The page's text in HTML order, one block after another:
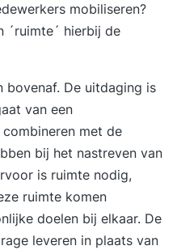
mobiliseren?
´ruimte´ hierbij de
bovenaf. De uitdaging is
van een
met de
bij het nastreven van
is ruimte nodig,
ruimte komen
doelen bij elkaar. De
leveren in plaats van